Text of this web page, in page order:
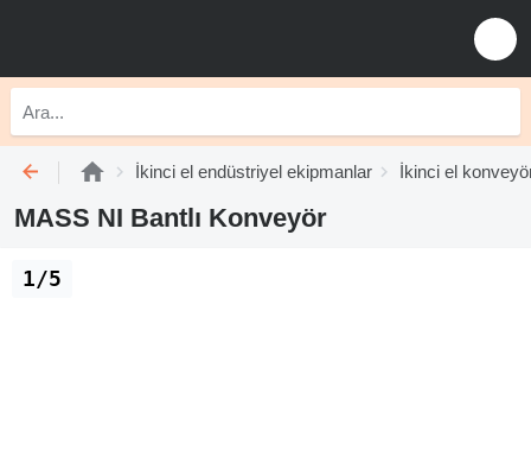
İkinci el endüstriyel ekipmanlar İkinci el
MASS NI Bantlı Konveyör
1/5